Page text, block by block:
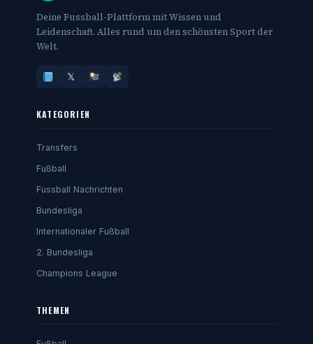
Deine Fussball-Plattform mit Wissen und
Leidenschaft. Alles rund um den schönsten Sport der
Welt.
𝕏
KATEGORIEN
Transfers
Fußball
Fussball Nachrichten
Bundesliga
Internationaler Fußball
2. Bundesliga
Champions League
THEMEN